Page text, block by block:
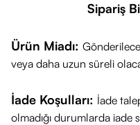
Sipariş
Ürün Miadı:
veya daha uzun süreli
İade Koşulları: İade
olmadığı durumlarda